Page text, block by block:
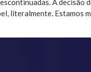
A decisão
literalmente. Estamos